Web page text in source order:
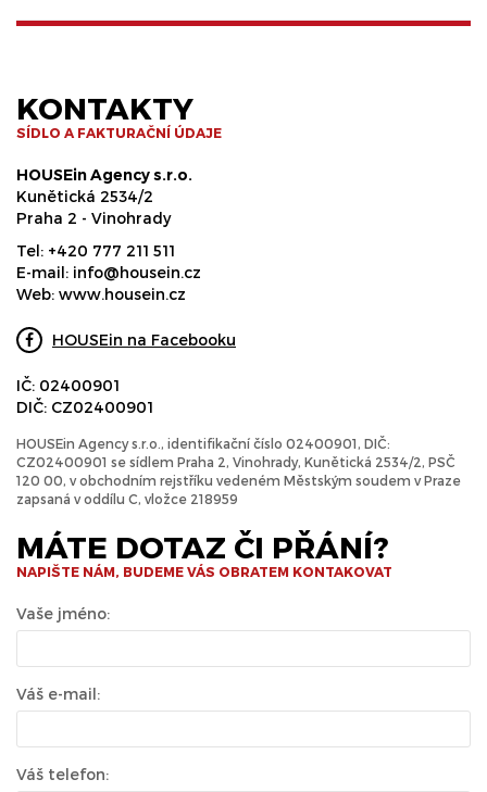
KONTAKTY
SÍDLO A FAKTURAČNÍ ÚDAJE
HOUSEin Agency s.r.o.
Kunětická 2534/2
Praha 2 - Vinohrady
Tel: +420 777 211 511
E-mail: info@housein.cz
Web: www.housein.cz
HOUSEin na Facebooku
IČ: 02400901
DIČ: CZ02400901
HOUSEin Agency s.r.o., identifikační číslo 02400901, DIČ:
CZ02400901 se sídlem Praha 2, Vinohrady, Kunětická 2534/2, PSČ
120 00, v obchodním rejstříku vedeném Městským soudem v Praze
zapsaná v oddílu C, vložce 218959
MÁTE DOTAZ ČI PŘÁNÍ?
NAPIŠTE NÁM, BUDEME VÁS OBRATEM KONTAKOVAT
Vaše jméno:
Váš e-mail:
Váš telefon: